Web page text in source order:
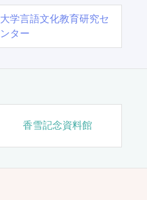
大学言語文化教育研究セ
ンター
香雪記念資料館